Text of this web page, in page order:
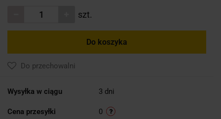
szt.
Do koszyka
Do przechowalni
Wysyłka w ciągu 3 dni
Cena przesyłki 0